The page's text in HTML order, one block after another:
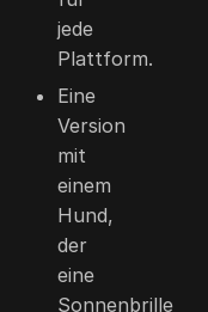
jede
Plattform.
Eine
Version
mit
einem
Hund,
der
eine
Sonnenbrille